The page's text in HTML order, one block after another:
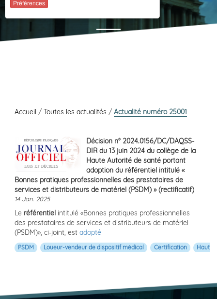
Accueil / Toutes les actualités / Actualité numéro 25001
Décision n° 2024.0156/DC/DAQSS-
DIR du 13 juin 2024 du collège de la
Haute Autorité de santé portant
adoption du référentiel intitulé «
Bonnes pratiques professionnelles des prestataires de
services et distributeurs de matériel (PSDM) » (rectificatif)
14 Jan. 2025
Le référentiel intitulé «Bonnes pratiques professionnelles
des prestataires de services et distributeurs de matériel
(PSDM)», ci-joint, est adopté
PSDM Loueur-vendeur de dispositif médical Certification Haute
Préférences